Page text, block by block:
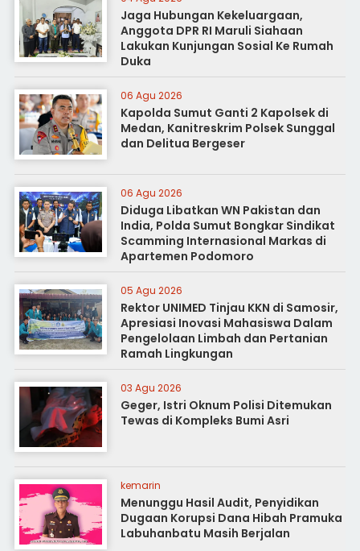
Jaga Hubungan Kekeluargaan,
Anggota DPR RI Maruli Siahaan
Lakukan Kunjungan Sosial Ke Rumah
Duka
06 Agu 2026
Kapolda Sumut Ganti 2 Kapolsek di
Medan, Kanitreskrim Polsek Sunggal
dan Delitua Bergeser
06 Agu 2026
Diduga Libatkan WN Pakistan dan
India, Polda Sumut Bongkar Sindikat
Scamming Internasional Markas di
Apartemen Podomoro
05 Agu 2026
Rektor UNIMED Tinjau KKN di Samosir,
Apresiasi Inovasi Mahasiswa Dalam
Pengelolaan Limbah dan Pertanian
Ramah Lingkungan
03 Agu 2026
Geger, Istri Oknum Polisi Ditemukan
Tewas di Kompleks Bumi Asri
kemarin
Menunggu Hasil Audit, Penyidikan
Dugaan Korupsi Dana Hibah Pramuka
Labuhanbatu Masih Berjalan